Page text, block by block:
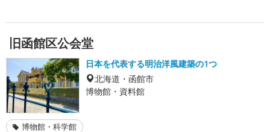
旧函館区公会堂
日本を代表する明治洋風建築の1つ
北海道・函館市
博物館・資料館
博物館・科学館